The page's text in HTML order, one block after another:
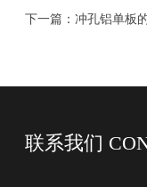
下一篇：冲孔铝单板
联系我们